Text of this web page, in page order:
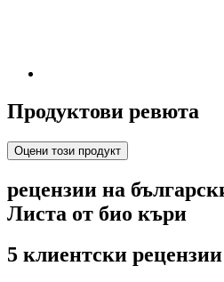
Продуктови ревюта
Оцени този продукт
рецензии на
Листа от био къри
5 клиентски